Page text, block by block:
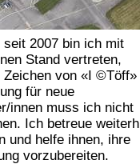
2007 bin ich mit
Stand vertreten,
Zeichen von «I ©Töff»
für neue
innen muss ich nicht
Ich betreue
und helfe ihnen, ihre
vorzubereiten.